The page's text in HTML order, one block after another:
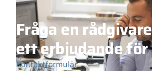
Fråga en
ett erbjudande
Kontaktformulär